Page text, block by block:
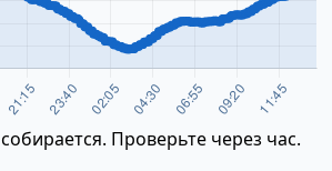
Проверьте через час.